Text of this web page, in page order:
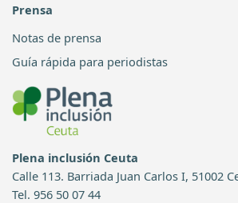
Prensa
Notas de prensa
Guía rápida para periodistas
Plena inclusión Ceuta
Calle 113. Barriada Juan Carlos I, 51002
Tel. 956 50 07 44